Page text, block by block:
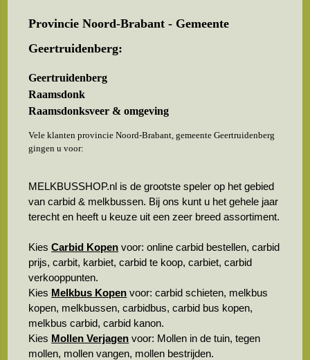
Provincie Noord-Brabant - Gemeente
Geertruidenberg:
Geertruidenberg
Raamsdonk
Raamsdonksveer & omgeving
Vele klanten provincie Noord-Brabant, gemeente Geertruidenberg
gingen u voor:
MELKBUSSHOP.nl is de grootste speler op het gebied
van carbid & melkbussen. Bij ons kunt u het gehele jaar
terecht en heeft u keuze uit een zeer breed assortiment.
KiesCarbid Kopen voor: online carbid bestellen, carbid
prijs, carbit, karbiet, carbid te koop, carbiet, carbid
verkooppunten.
Kies Melkbus Kopen voor: carbid schieten, melkbus
kopen, melkbussen, carbidbus, carbid bus kopen,
melkbus carbid, carbid kanon.
Kies Mollen Verjagen voor: Mollen in de tuin, tegen
mollen, mollen vangen, mollen bestrijden.